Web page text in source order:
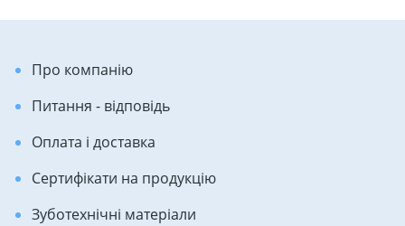
Про компанію
Питання - відповідь
Оплата і доставка
Сертифікати на продукцію
Зуботехнічні матеріали